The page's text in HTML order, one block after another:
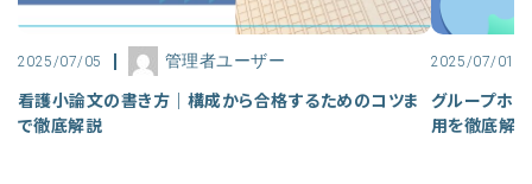
2025/07/05 管理者ユーザー
看護小論文の書き方｜構成から合格するためのコツま
で徹底解説
2025/07/01
グループホー
用を徹底解説